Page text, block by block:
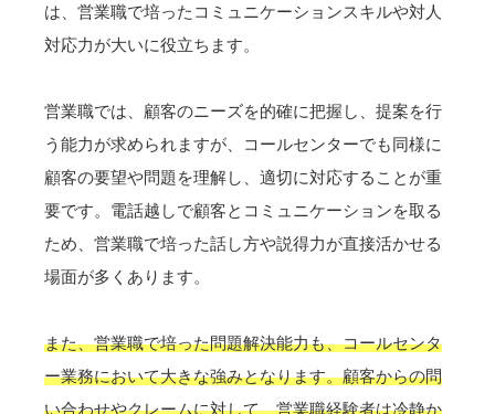
は、営業職で培ったコミュニケーションスキルや対人
対応力が大いに役立ちます。
営業職では、顧客のニーズを的確に把握し、提案を行
う能力が求められますが、コールセンターでも同様に
顧客の要望や問題を理解し、適切に対応することが重
要です。電話越しで顧客とコミュニケーションを取る
ため、営業職で培った話し方や説得力が直接活かせる
場面が多くあります。
また、営業職で培った問題解決能力も、コールセンタ
ー業務において大きな強みとなります。顧客からの問
い合わせやクレームに対して、営業職経験者は冷静か